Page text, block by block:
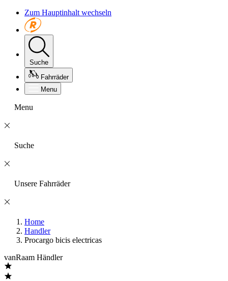
Zum Hauptinhalt wechseln
Suche
Fahrräder
Menu
Menu
Suche
Unsere Fahrräder
Home
Handler
Procargo bicis electricas
vanRaam Händler